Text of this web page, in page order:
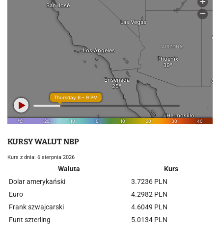
KURSY WALUT NBP
Kurs z dnia: 6 sierpnia 2026
Waluta
Kurs
Dolar amerykański
3.7236 PLN
Euro
4.2982 PLN
Frank szwajcarski
4.6049 PLN
Funt szterling
5.0134 PLN